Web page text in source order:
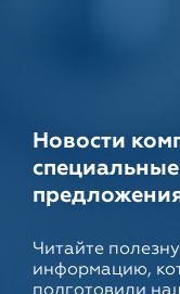
Новости
специальные
Читайте
информацию,